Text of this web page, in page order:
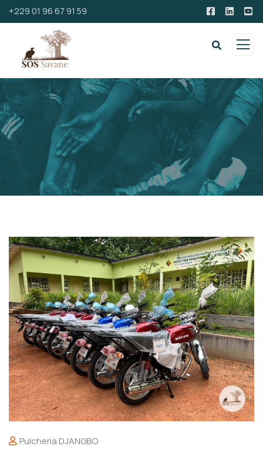
+229 01 96 67 91 59
Pulcheria DJANGBO